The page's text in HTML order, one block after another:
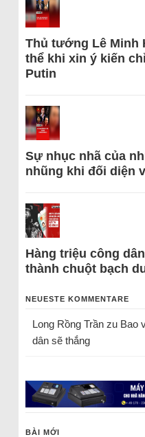
Thủ tướng Lê Minh
thể khi xin ý kiến
Putin
Sự nhục nhã của
nhũng khi đối diện
Hàng triệu công
thành chuột bạch
NEUESTE KOMMENTARE
Long Rồng Trầnzu Bao
dân sẽ thắng
BÀI MỚI